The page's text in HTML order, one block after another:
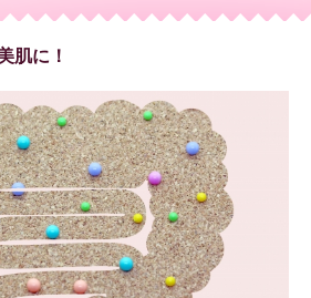
肌に！